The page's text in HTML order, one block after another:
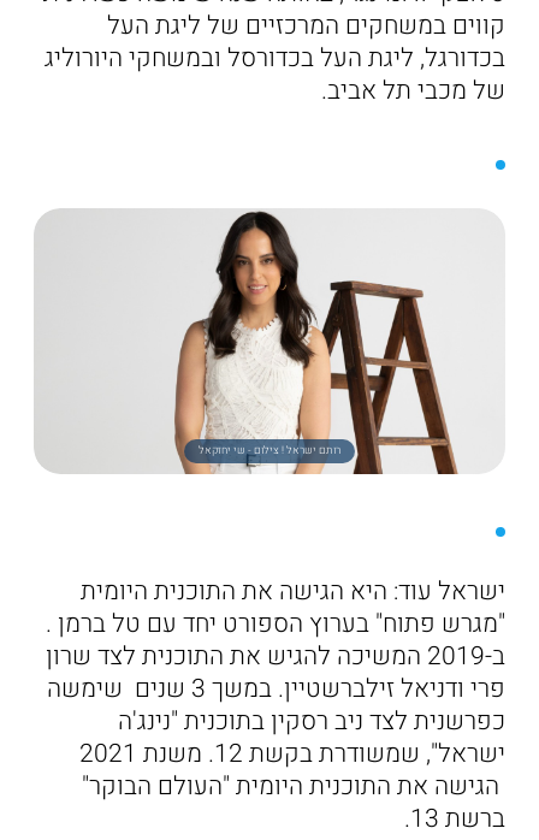
קווים במשחקים המרכזיים של ליגת העל
בכדורגל, ליגת העל בכדורסל ובמשחקי היורוליג
של מכבי תל אביב.
רותם ישראל ! צילום - שי יחזקאל
ישראל עוד: היא הגישה את התוכנית היומית
"מגרש פתוח" בערוץ הספורט יחד עם טל ברמן .
ב-2019 המשיכה להגיש את התוכנית לצד שרון
פרי ודניאל זילברשטיין. במשך 3 שנים שימשה
כפרשנית לצד ניב רסקין בתוכנית "נינג'ה
ישראל", שמשודרת בקשת 12. משנת 2021
הגישה את התוכנית היומית "העולם הבוקר"
ברשת 13.